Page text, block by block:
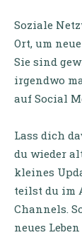
Soziale
Ort, um
Sie sind
irgendwo
auf Social
Lass dich
du wieder
kleines
teilst du im
Channels.
neues